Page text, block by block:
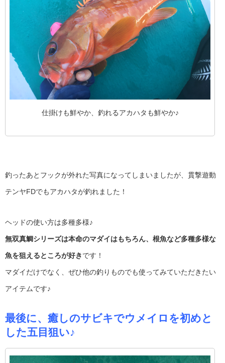
仕掛けも鮮やか、釣れるアカハタも鮮やか♪
釣ったあとフックが外れた写真になってしまいましたが、貫撃遊動
テンヤFDでもアカハタが釣れました！
ヘッドの使い方は多種多様♪
無双真鯛シリーズは本命のマダイはもちろん、根魚など多種多様な
魚を狙えるところが好きです！
マダイだけでなく、ぜひ他の釣りものでも使ってみていただきたい
アイテムです♪
最後に、癒しのサビキでウメイロを初めと
した五目狙い♪